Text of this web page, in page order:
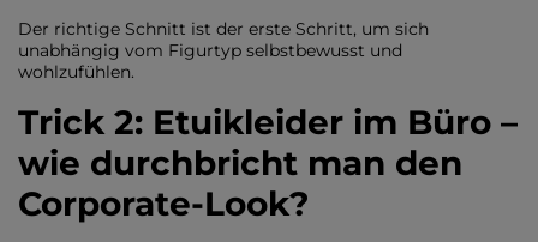
Der richtige Schnitt ist der erste Schritt, um sich
unabhängig vom Figurtyp selbstbewusst und
wohlzufühlen.
Trick 2: Etuikleider im Büro –
wie durchbricht man den
Corporate-Look?